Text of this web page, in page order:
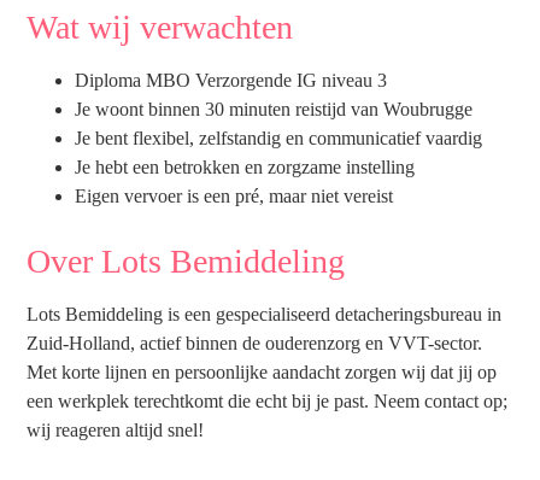
Wat wij verwachten
Diploma MBO Verzorgende IG niveau 3
Je woont binnen 30 minuten reistijd van Woubrugge
Je bent flexibel, zelfstandig en communicatief vaardig
Je hebt een betrokken en zorgzame instelling
Eigen vervoer is een pré, maar niet vereist
Over Lots Bemiddeling
Lots Bemiddeling is een gespecialiseerd detacheringsbureau in
Zuid-Holland, actief binnen de ouderenzorg en VVT-sector.
Met korte lijnen en persoonlijke aandacht zorgen wij dat jij op
een werkplek terechtkomt die echt bij je past. Neem contact op;
wij reageren altijd snel!